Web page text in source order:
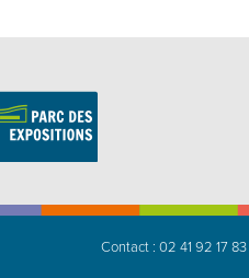
Contact :02 41 92 17 83